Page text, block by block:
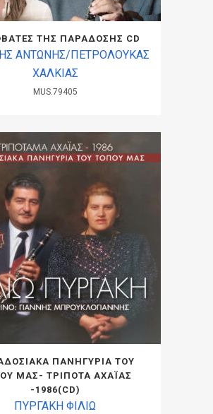
ΤΗΣ ΠΑΡΑΔΟΣΗΣ CD
ΑΝΤΩΝΗΣ/ΠΕΤΡΟΛΟΥΚΑΣ
ΧΑΛΚΙΑΣ
MUS.79405
ΠΑΝΗΓΥΡΙΑ ΤΟΥ
ΜΑΣ- ΤΡΙΠΟΤΑ ΑΧΑΪΑΣ
-1986(CD)
ΠΥΡΓΑΚΗ ΦΙΛΙΩ